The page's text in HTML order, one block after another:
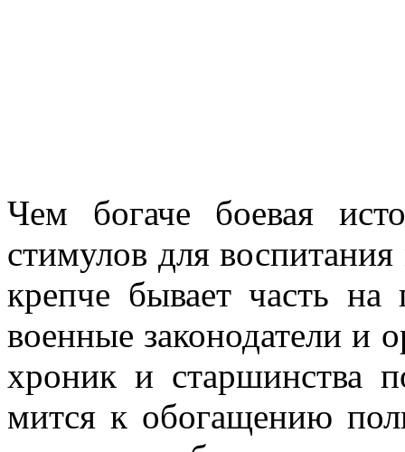
Чем богаче боевая
стимулов для
крепче бывает часть
военные законода­тели и
хроник и старшинства
мится к обогащению